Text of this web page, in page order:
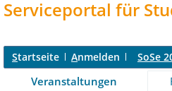
Serviceportal für
Startseite Anmelden SoSe
Veranstaltungen